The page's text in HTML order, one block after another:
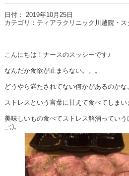
日付： 2019年10月25日
カテゴリ： ティアラクリニック川越院・
こんにちは！ナースのスッシーです♪
なんだか食欲が止まらない。。。
どうやら満たされてない何かがあるのかな
ストレスという言葉に甘えて食べてしまい
美味しいもの食べてストレス解消ってい
_-;)。